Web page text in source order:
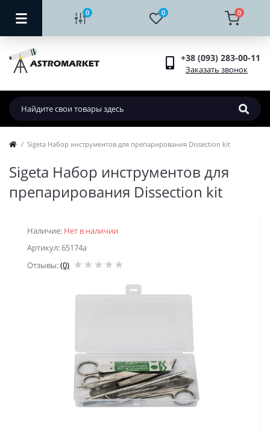
0 0 0
+38 (093) 283-00-11
Заказать звонок
Sigeta Набор инструментов для препарирования Dissection kit
Sigeta Набор инструментов для
препарирования Dissection kit
Наличие: Нет в наличии
Артикул: 65174a
Отзывы:(0)